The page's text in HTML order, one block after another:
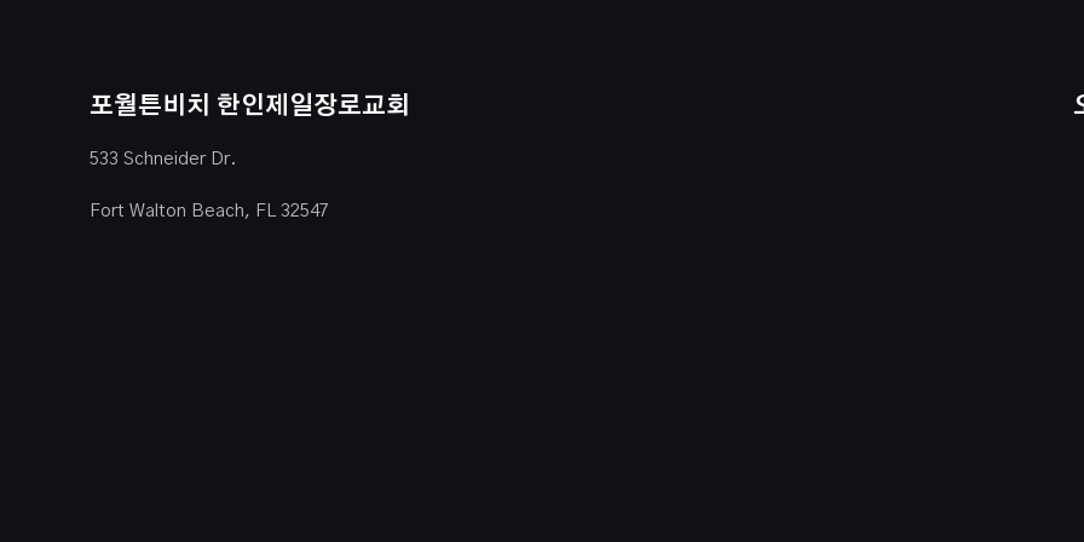
포월튼비치 한인제일장로교회
533 Schneider Dr.
Fort Walton Beach, FL 32547